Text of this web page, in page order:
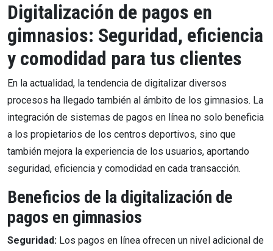
Digitalización de pagos en
gimnasios: Seguridad, eficiencia
y comodidad para tus clientes
En la actualidad, la tendencia de digitalizar diversos
procesos ha llegado también al ámbito de los gimnasios. La
integración de sistemas de pagos en línea no solo beneficia
a los propietarios de los centros deportivos, sino que
también mejora la experiencia de los usuarios, aportando
seguridad, eficiencia y comodidad en cada transacción.
Beneficios de la digitalización de
pagos en gimnasios
Seguridad: Los pagos en línea ofrecen un nivel adicional de